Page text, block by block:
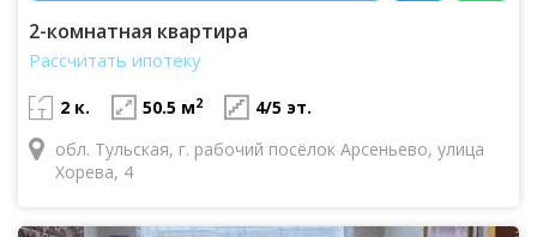
2-комнатная квартира
Рассчитать ипотеку
2 к. 50.5 м2
4/5 эт.
обл. Тульская, г. рабочий посёлок Арсеньево, улица
Хорева, 4